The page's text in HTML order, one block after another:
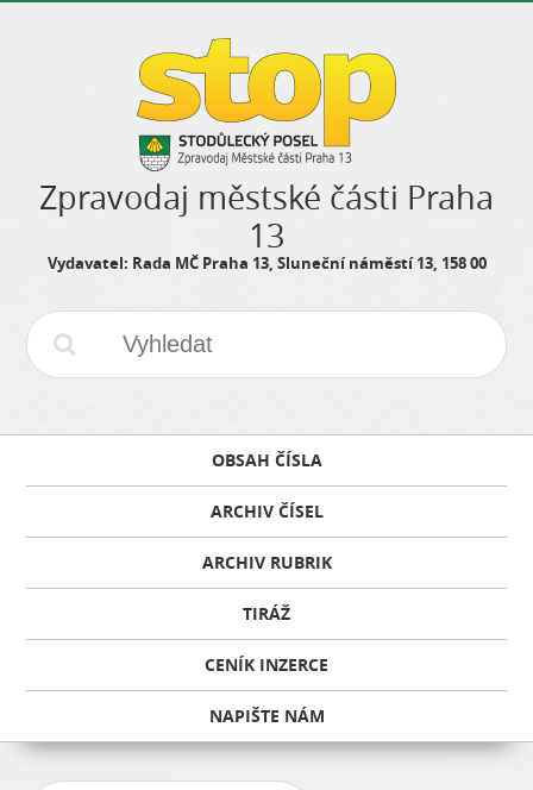
Zpravodaj městské části Praha
13
Vydavatel: Rada MČ Praha 13, Sluneční náměstí 13, 158 00
OBSAH ČÍSLA
ARCHIV ČÍSEL
ARCHIV RUBRIK
TIRÁŽ
CENÍK INZERCE
NAPIŠTE NÁM